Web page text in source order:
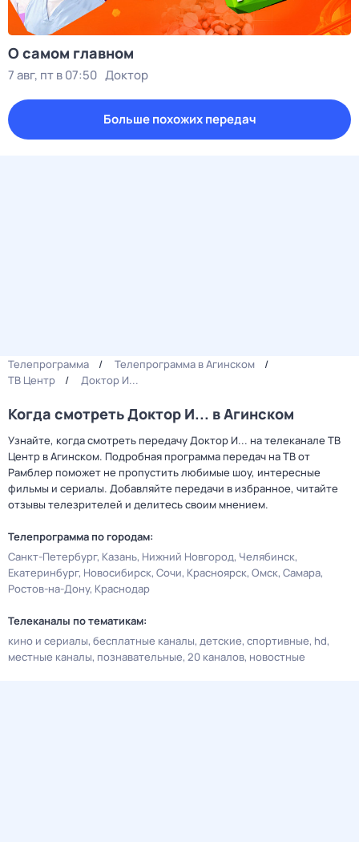
О самом главном
7 авг, пт в 07:50 Доктор
Больше похожих передач
Телепрограмма
Телепрограмма в Агинском
ТВ Центр
Доктор И...
Когда смотреть Доктор И... в Агинском
Узнайте, когда смотреть передачу Доктор И... на телеканале ТВ
Центр в Агинском. Подробная программа передач на ТВ от
Рамблер поможет не пропустить любимые шоу, интересные
фильмы и сериалы. Добавляйте передачи в избранное, читайте
отзывы телезрителей и делитесь своим мнением.
Телепрограмма по городам:
Санкт-Петербург Казань Нижний Новгород Челябинск
Екатеринбург Новосибирск Сочи Красноярск Омск Самара
Ростов-на-Дону Краснодар
Телеканалы по тематикам:
кино и сериалы бесплатные каналы детские спортивные hd
местные каналы познавательные 20 каналов новостные